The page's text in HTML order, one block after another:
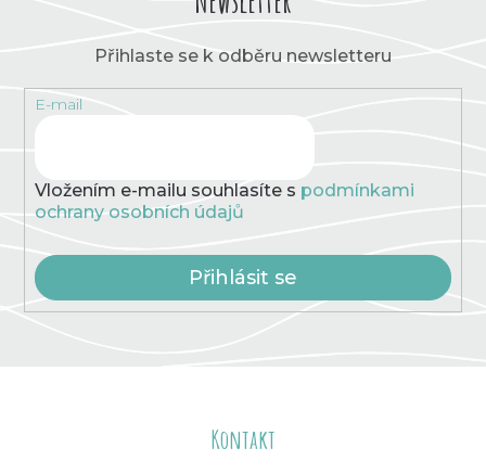
Přihlaste se k odběru newsletteru
E-mail
Vložením e-mailu souhlasíte s podmínkami
ochrany osobních údajů
Přihlásit se
Kontakt